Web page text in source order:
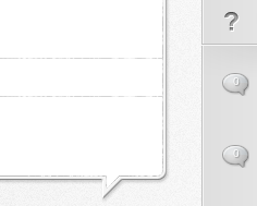
0
0